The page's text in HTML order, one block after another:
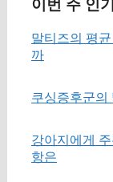
이번 주 인
말티즈의 평
까
쿠싱증후군의
강아지에게
항은